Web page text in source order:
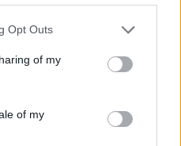
uses one or more Google
behaviour. You may click to
and its third-party tags to
purposes in below Google
Opt Outs
of my
of my